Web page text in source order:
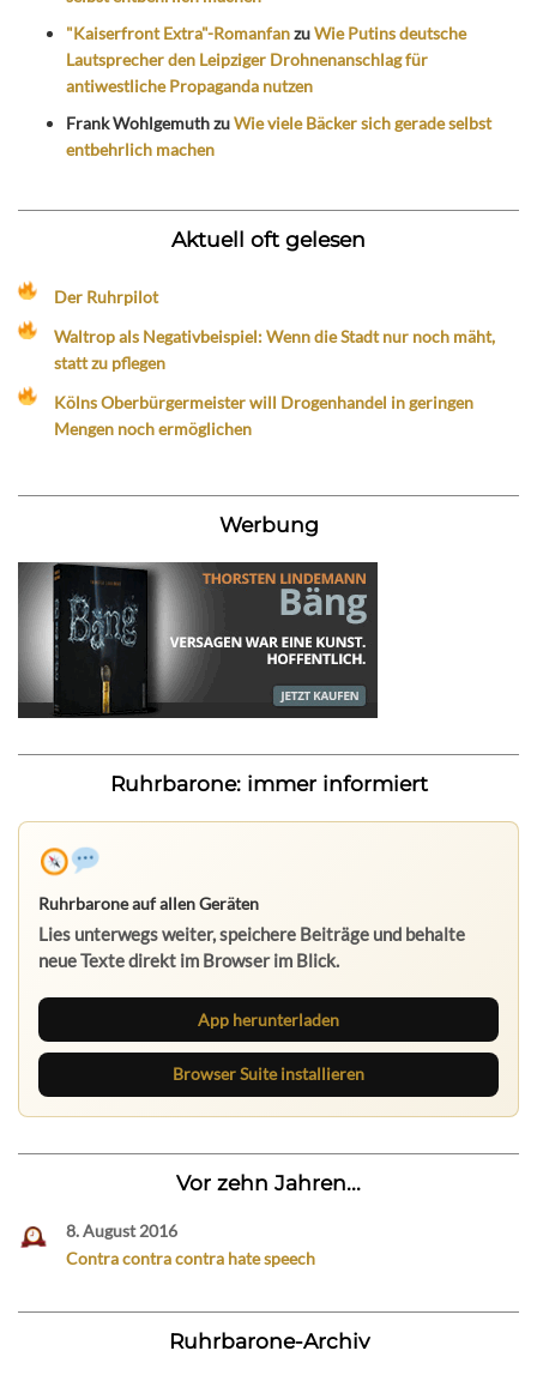
"Kaiserfront Extra"-RomanfanzuWie Putins deutsche
Lautsprecher den Leipziger Drohnenanschlag für
antiwestliche Propaganda nutzen
Frank WohlgemuthzuWie viele Bäcker sich gerade selbst
entbehrlich machen
Aktuell oft gelesen
Der Ruhrpilot
Waltrop als Negativbeispiel: Wenn die Stadt nur noch mäht,
statt zu pflegen
Kölns Oberbürgermeister will Drogenhandel in geringen
Mengen noch ermöglichen
Werbung
Ruhrbarone: immer informiert
Ruhrbarone auf allen Geräten
Lies unterwegs weiter, speichere Beiträge und behalte
neue Texte direkt im Browser im Blick.
App herunterladen
Browser Suite installieren
Vor zehn Jahren...
8. August 2016
Contra contra contra hate speech
Ruhrbarone-Archiv